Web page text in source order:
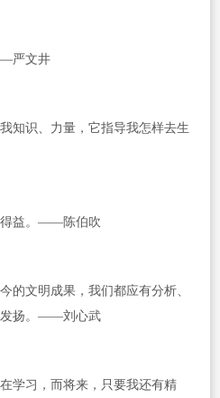
严文井
知识、力量，它指导我怎样去生
得益。——陈伯吹
的文明成果，我们都应有分析、
发扬。——刘心武
学习，而将来，只要我还有精